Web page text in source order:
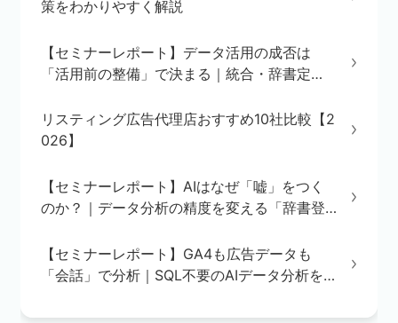
策をわかりやすく解説
【セミナーレポート】データ活用の成否は
「活用前の整備」で決まる｜統合・辞書定
リスティング広告代理店おすすめ10社比較【2
026】
【セミナーレポート】AIはなぜ「嘘」をつく
のか？｜データ分析の精度を変える「辞書登
【セミナーレポート】GA4も広告データも
「会話」で分析｜SQL不要のAIデータ分析を